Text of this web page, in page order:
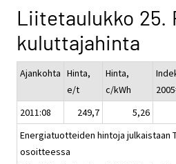
Liitetaulukko 25.
kuluttajahinta
Ajankohta Hinta,
e/t
Hinta,
c/kWh
2011:08
249,7 5,26
Energiatuotteiden hintoja julkaistaan
osoitteessa